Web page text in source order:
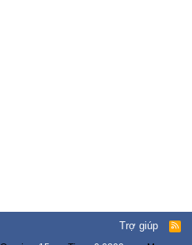
Trợ giúp
R